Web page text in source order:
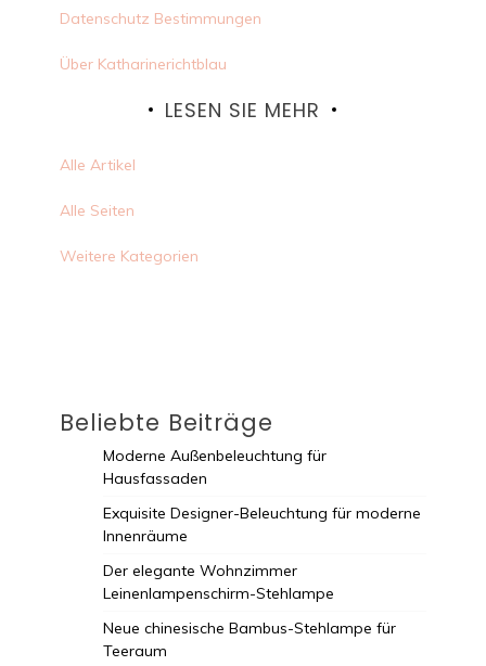
Datenschutz Bestimmungen
Über Katharinerichtblau
LESEN SIE MEHR
Alle Artikel
Alle Seiten
Weitere Kategorien
Beliebte Beiträge
Moderne Außenbeleuchtung für
Hausfassaden
Exquisite Designer-Beleuchtung für moderne
Innenräume
Der elegante Wohnzimmer
Leinenlampenschirm-Stehlampe
Neue chinesische Bambus-Stehlampe für
Teeraum